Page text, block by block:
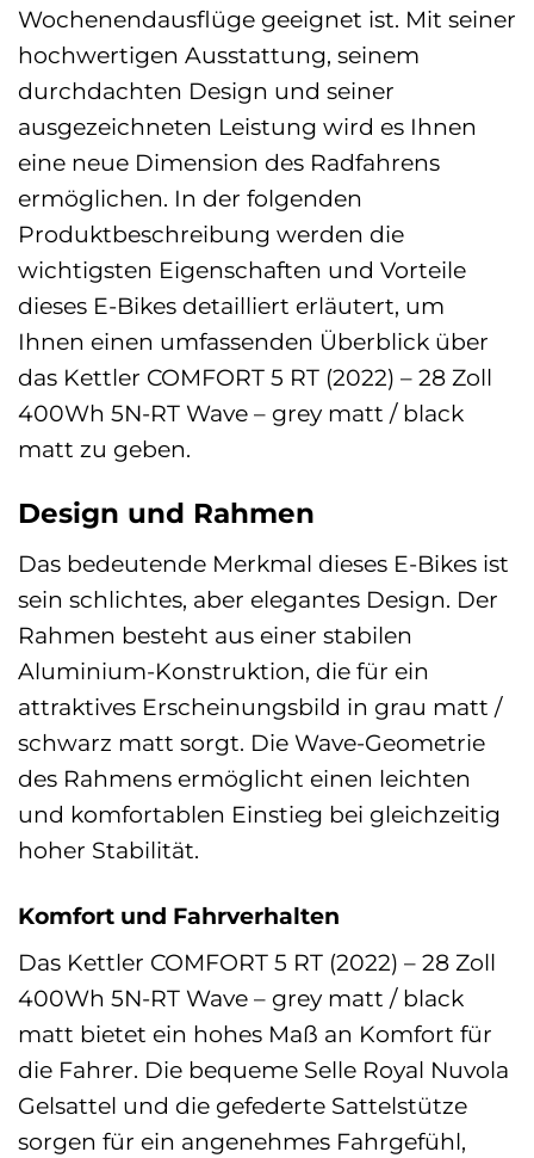
Wochenendausflüge geeignet ist. Mit seiner
hochwertigen Ausstattung, seinem
durchdachten Design und seiner
ausgezeichneten Leistung wird es Ihnen
eine neue Dimension des Radfahrens
ermöglichen. In der folgenden
Produktbeschreibung werden die
wichtigsten Eigenschaften und Vorteile
dieses E-Bikes detailliert erläutert, um
Ihnen einen umfassenden Überblick über
das Kettler COMFORT 5 RT (2022) – 28 Zoll
400Wh 5N-RT Wave – grey matt / black
matt zu geben.
Design und Rahmen
Das bedeutende Merkmal dieses E-Bikes ist
sein schlichtes, aber elegantes Design. Der
Rahmen besteht aus einer stabilen
Aluminium-Konstruktion, die für ein
attraktives Erscheinungsbild in grau matt /
schwarz matt sorgt. Die Wave-Geometrie
des Rahmens ermöglicht einen leichten
und komfortablen Einstieg bei gleichzeitig
hoher Stabilität.
Komfort und Fahrverhalten
Das Kettler COMFORT 5 RT (2022) – 28 Zoll
400Wh 5N-RT Wave – grey matt / black
matt bietet ein hohes Maß an Komfort für
die Fahrer. Die bequeme Selle Royal Nuvola
Gelsattel und die gefederte Sattelstütze
sorgen für ein angenehmes Fahrgefühl,